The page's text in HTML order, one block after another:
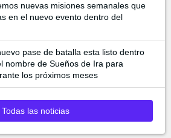
nuevas misiones semanales que
en el nuevo evento dentro del
pase de batalla esta listo dentro
nombre de Sueños de Ira para
los próximos meses
Todas las noticias